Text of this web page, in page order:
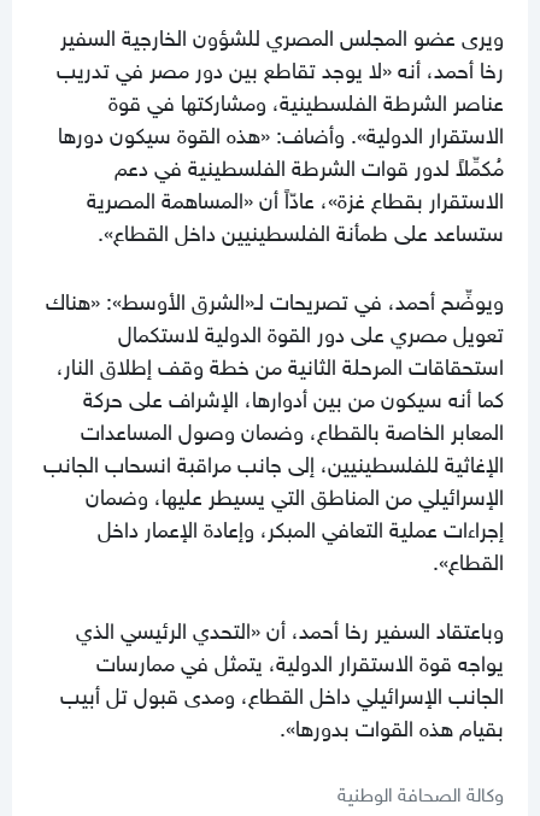
ويرى عضو المجلس المصري للشؤون الخارجية السفير
رخا أحمد، أنه «لا يوجد تقاطع بين دور مصر في تدريب
عناصر الشرطة الفلسطينية، ومشاركتها في قوة
الاستقرار الدولية». وأضاف: «هذه القوة سيكون دورها
مُكمِّلاً لدور قوات الشرطة الفلسطينية في دعم
الاستقرار بقطاع غزة»، عادّاً أن «المساهمة المصرية
ستساعد على طمأنة الفلسطينيين داخل القطاع».
ويوضِّح أحمد، في تصريحات لـ«الشرق الأوسط»: «هناك
تعويل مصري على دور القوة الدولية لاستكمال
استحقاقات المرحلة الثانية من خطة وقف إطلاق النار،
كما أنه سيكون من بين أدوارها، الإشراف على حركة
المعابر الخاصة بالقطاع، وضمان وصول المساعدات
الإغاثية للفلسطينيين، إلى جانب مراقبة انسحاب الجانب
الإسرائيلي من المناطق التي يسيطر عليها، وضمان
إجراءات عملية التعافي المبكر، وإعادة الإعمار داخل
القطاع».
وباعتقاد السفير رخا أحمد، أن «التحدي الرئيسي الذي
يواجه قوة الاستقرار الدولية، يتمثل في ممارسات
الجانب الإسرائيلي داخل القطاع، ومدى قبول تل أبيب
بقيام هذه القوات بدورها».
وكالة الصحافة الوطنية